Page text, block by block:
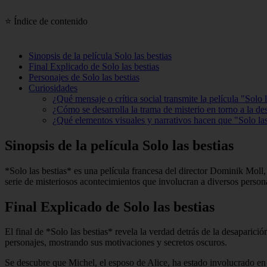
⭐ Índice de contenido
Sinopsis de la película Solo las bestias
Final Explicado de Solo las bestias
Personajes de Solo las bestias
Curiosidades
¿Qué mensaje o crítica social transmite la película "Solo
¿Cómo se desarrolla la trama de misterio en torno a la
¿Qué elementos visuales y narrativos hacen que "Solo
Sinopsis de la película Solo las bestias
*Solo las bestias* es una película francesa del director Dominik
serie de misteriosos acontecimientos que involucran a diversos
Final Explicado de Solo las bestias
El final de *Solo las bestias* revela la verdad detrás de la
personajes, mostrando sus motivaciones y secretos oscuros.
Se descubre que Michel, el esposo de Alice, ha estado involucrado